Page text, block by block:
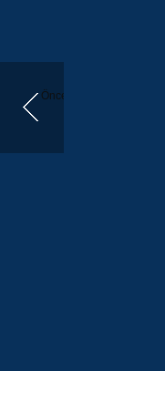
Önceki